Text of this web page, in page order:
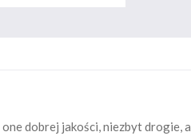
dobrej jakości, niezbyt drogie, a